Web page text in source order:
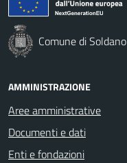
Comune di Soldano
AMMINISTRAZIONE
Aree amministrative
Documenti e dati
Enti e fondazioni